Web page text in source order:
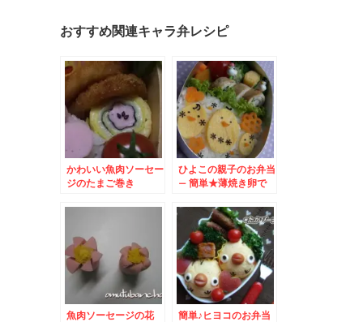
おすすめ関連キャラ弁レシピ
かわいい魚肉ソーセー
ジのたまご巻き
ひよこの親子のお弁当
– 簡単★薄焼き卵で
魚肉ソーセージの花
簡単♪ヒヨコのお弁当